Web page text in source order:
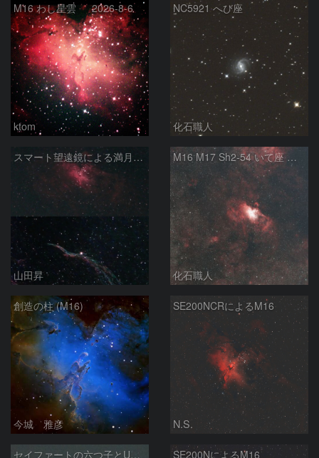
M16 わし星雲 2026-8-6
ktom
NC5921 へび座
化石職人
スマート望遠鏡による満月下の星雲（M16,NGC6960）
山田昇
M16 M17 Sh2-54 いて座 へび座
化石職人
創造の柱 (M16)
今城 雅彦
SE200NCRによるM16
N.S.
セイファートの六つ子とUGC10127 SE200NによるM16